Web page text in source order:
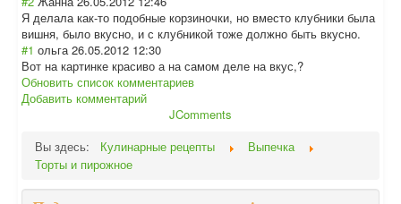
Я делала как-то подобные корзиночки, но вместо клубники была
вишня, было вкусно, и с клубникой тоже должно быть вкусно.
#1 ольга 26.05.2012 12:30
Вот на картинке красиво а на самом деле на вкус,?
Обновить список комментариев
Добавить комментарий
JComments
Вы здесь:
Кулинарные рецепты
Выпечка
Торты и пирожное